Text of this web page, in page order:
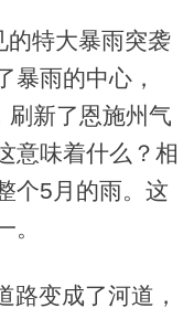
的特大暴雨突袭
暴雨的中心，
刷新了恩施州气
意味着什么？相
个5月的雨。这
路变成了河道，